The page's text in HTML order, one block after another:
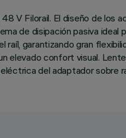
V Filorail. El diseño de
de disipación pasiva
garantizando gran
elevado confort visual.
del adaptador sobre